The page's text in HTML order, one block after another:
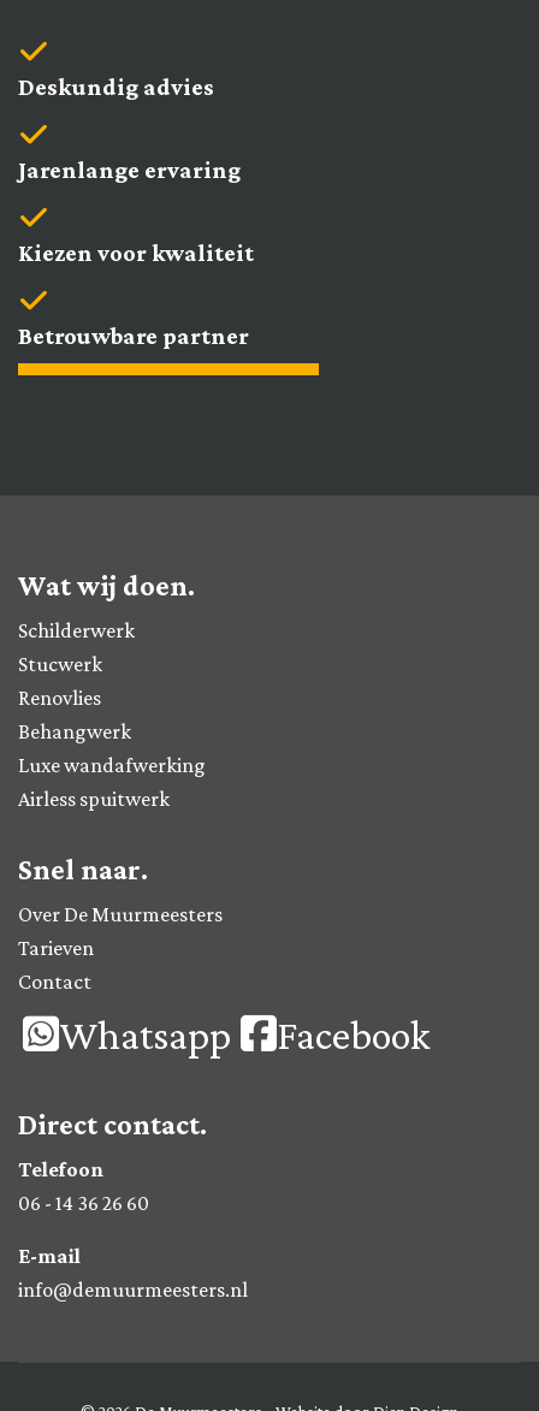
Deskundig advies
Jarenlange ervaring
Kiezen voor kwaliteit
Betrouwbare partner
Wat wij doen.
Schilderwerk
Stucwerk
Renovlies
Behangwerk
Luxe wandafwerking
Airless spuitwerk
Snel naar.
Over De Muurmeesters
Tarieven
Contact
Whatsapp Facebook
Direct contact.
Telefoon
06 - 14 36 26 60
E-mail
info@demuurmeesters.nl